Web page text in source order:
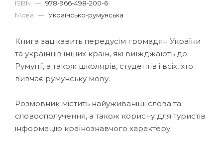
ISBN — 978-966-498-200-6
Мова — Українсько-румунська
Книга зацікавить передусім громадян України
та українців інших країн, які виїжджають до
Румунії, а також школярів, студентів і всіх, хто
вивчає румунську мову.
Розмовник містить найуживаніші слова та
словосполучення, а також корисну для туристів
інформацію країнознавчого характеру.